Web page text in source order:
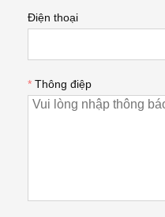
Điện thoại
* Thông điệp